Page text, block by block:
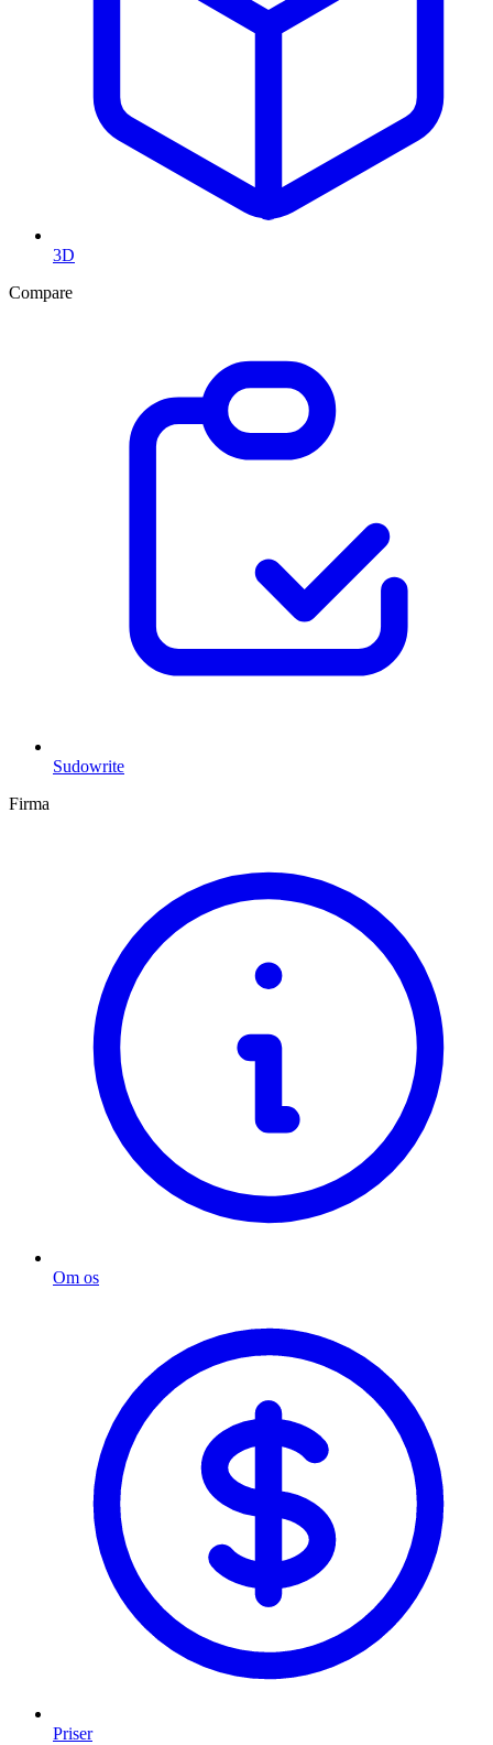
3D
Compare
Sudowrite
Firma
Om os
Priser